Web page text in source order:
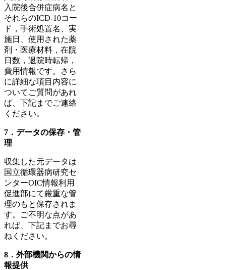
入院後合併症病名と
それらのICD-10コー
ド，手術処置名、実
施日、使用された薬
剤・医療材料，在院
日数，退院時転帰，
費用情報です。さら
に詳細な項目内容に
ついてご質問があれ
ば、下記までご連絡
ください。
7．データの保存・管
理
収集した元データは
国立循環器病研究セ
ンターOIC情報利用
促進部にて厳重な管
理のもと保存されま
す。ご不明な点があ
れば、下記までお尋
ねください。
8．外部機関からの情
報提供